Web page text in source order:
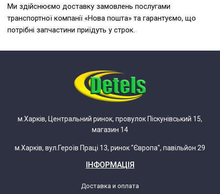
Ми здійснюємо доставку замовлень послугами
транспортної компанії «Нова пошта» та гарантуємо, що
потрібні запчастини приїдуть у строк.
м.Харків, Центральний ринок, провулок Піскунівський 15,
магазин 14
м.Харків, вул.Героїв Праці 13, ринок "Європа", павільйон 29
ІНФОРМАЦІЯ
Доставка и оплата